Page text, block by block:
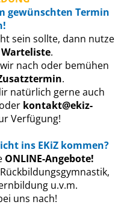
gewünschten Termin
sein sollte, dann nutze
Warteliste.
nach oder bemühen
.
natürlich gerne auch
oder kontakt@ekiz-
Verfügung!
ins EKiZ kommen?
ONLINE-Angebote!
u.v.m.
uns nach!